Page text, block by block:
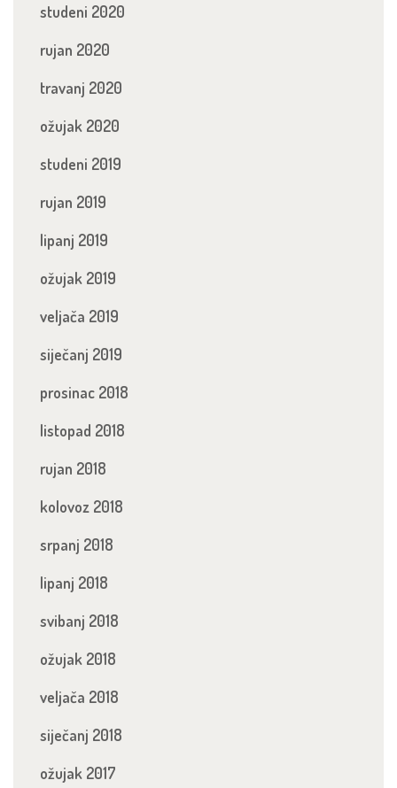
studeni 2020
rujan 2020
travanj 2020
ožujak 2020
studeni 2019
rujan 2019
lipanj 2019
ožujak 2019
veljača 2019
siječanj 2019
prosinac 2018
listopad 2018
rujan 2018
kolovoz 2018
srpanj 2018
lipanj 2018
svibanj 2018
ožujak 2018
veljača 2018
siječanj 2018
ožujak 2017